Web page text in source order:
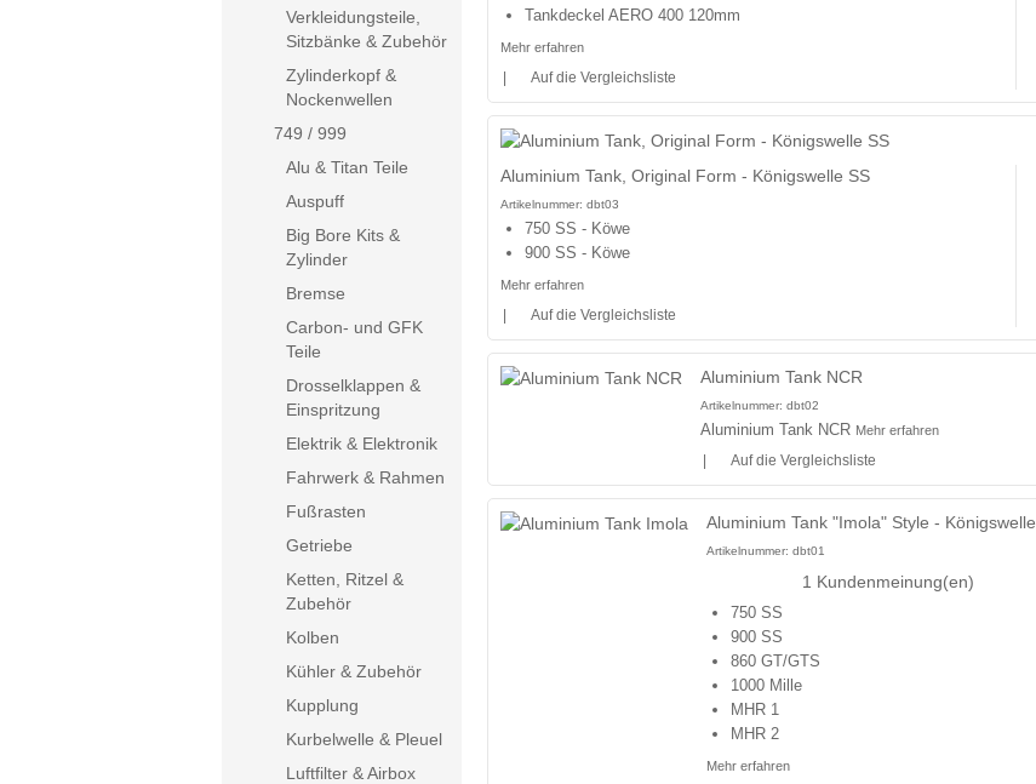
Tankdeckel AERO 400 120mm
Mehr erfahren
Auf die Vergleichsliste
Aluminium Tank, Original Form - Königswelle SS
Artikelnummer: dbt03
750 SS - Köwe
900 SS - Köwe
Mehr erfahren
Auf die Vergleichsliste
Aluminium Tank NCR
Artikelnummer: dbt02
Aluminium Tank NCR Mehr erfahren
Auf die Vergleichsliste
Aluminium Tank "Imola" Style - Königswelle
Artikelnummer: dbt01
1 Kundenmeinung(en)
750 SS
900 SS
860 GT/GTS
1000 Mille
MHR 1
MHR 2
Mehr erfahren
Verkleidungsteile,
Sitzbänke & Zubehör
Zylinderkopf &
Nockenwellen
749 / 999
Alu & Titan Teile
Auspuff
Big Bore Kits &
Zylinder
Bremse
Carbon- und GFK
Teile
Drosselklappen &
Einspritzung
Elektrik & Elektronik
Fahrwerk & Rahmen
Fußrasten
Getriebe
Ketten, Ritzel &
Zubehör
Kolben
Kühler & Zubehör
Kupplung
Kurbelwelle & Pleuel
Luftfilter & Airbox